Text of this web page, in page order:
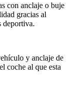
con anclaje o buje
gracias al
deportiva.
y anclaje de
coche al que esta